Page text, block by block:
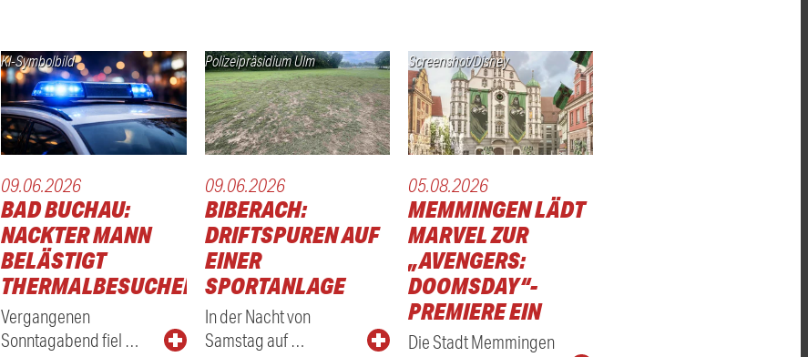
KI-Symbolbild
09.06.2026
BAD BUCHAU:
NACKTER MANN
BELÄSTIGT
THERMALBESUCHER
Vergangenen
Sonntagabend fiel …
Polizeipräsidium Ulm
09.06.2026
BIBERACH:
DRIFTSPUREN AUF
EINER
SPORTANLAGE
In der Nacht von
Samstag auf …
Screenshot/Disney
05.08.2026
MEMMINGEN LÄDT
MARVEL ZUR
„AVENGERS:
DOOMSDAY“-
PREMIERE EIN
Die Stadt Memmingen